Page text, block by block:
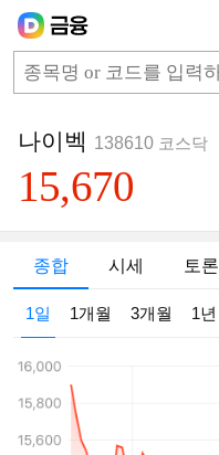
나이벡 138610 코스닥
15,670
종합 시세 토론
1일 1개월 3개월 1년